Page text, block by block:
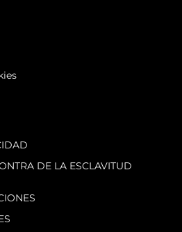
DE LA ESCLAVITUD